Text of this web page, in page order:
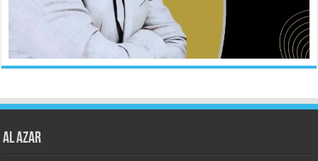
AL AZAR